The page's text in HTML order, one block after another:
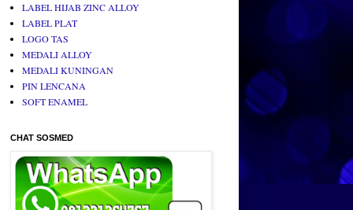
LABEL HIJAB ZINC ALLOY
LABEL PLAT
LOGO TAS
MEDALI ALLOY
MEDALI KUNINGAN
PIN LENCANA
SOFT ENAMEL
CHAT SOSMED